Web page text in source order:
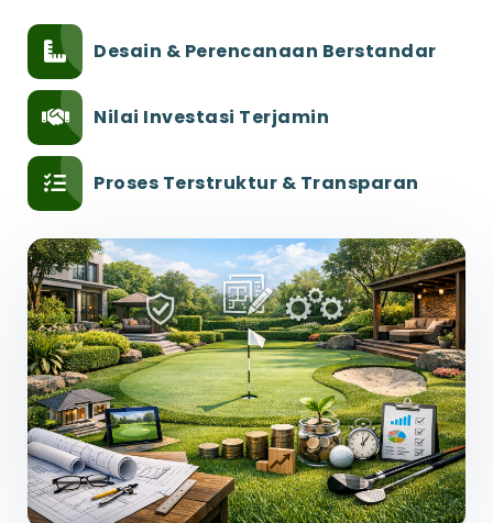
Desain & Perencanaan Berstandar
Nilai Investasi Terjamin
Proses Terstruktur & Transparan